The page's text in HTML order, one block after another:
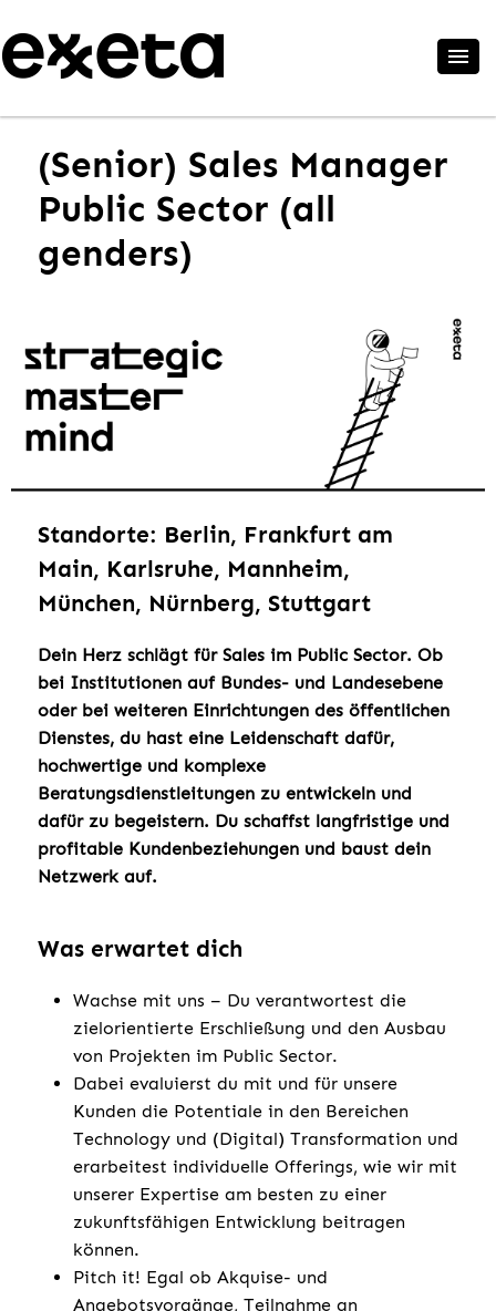
(Senior) Sales Manager
Public Sector (all
genders)
Standorte: Berlin, Frankfurt am
Main, Karlsruhe, Mannheim,
München, Nürnberg, Stuttgart
Dein Herz schlägt für Sales im Public Sector. Ob
bei Institutionen auf Bundes- und Landesebene
oder bei weiteren Einrichtungen des öffentlichen
Dienstes, du hast eine Leidenschaft dafür,
hochwertige und komplexe
Beratungsdienstleitungen zu entwickeln und
dafür zu begeistern. Du schaffst langfristige und
profitable Kundenbeziehungen und baust dein
Netzwerk auf.
Was erwartet dich
Wachse mit uns – Du verantwortest die
zielorientierte Erschließung und den Ausbau
von Projekten im Public Sector.
Dabei evaluierst du mit und für unsere
Kunden die Potentiale in den Bereichen
Technology und (Digital) Transformation und
erarbeitest individuelle Offerings, wie wir mit
unserer Expertise am besten zu einer
zukunftsfähigen Entwicklung beitragen
können.
Pitch it! Egal ob Akquise- und
Angebotsvorgänge, Teilnahme an